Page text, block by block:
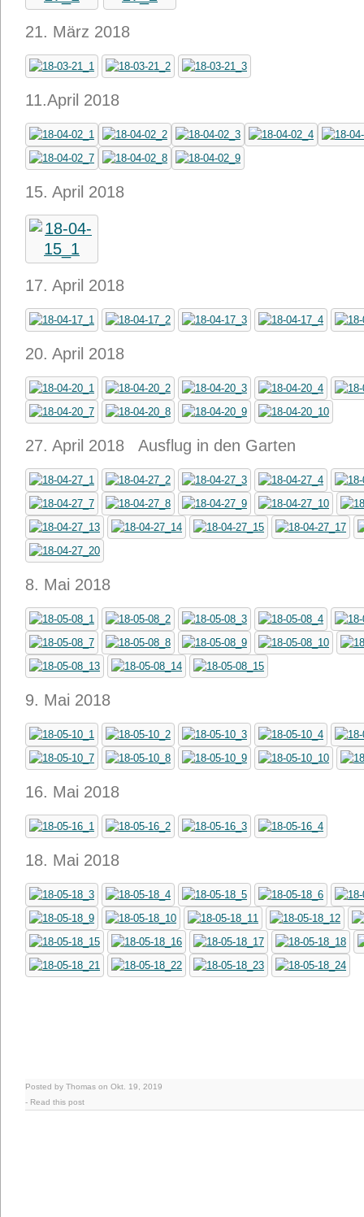
21. März 2018
11.April 2018
15. April 2018
17. April 2018
20. April 2018
27. April 2018 Ausflug in den Garten
8. Mai 2018
9. Mai 2018
16. Mai 2018
18. Mai 2018
Posted by Thomas on Okt. 19, 2019
- Read this post